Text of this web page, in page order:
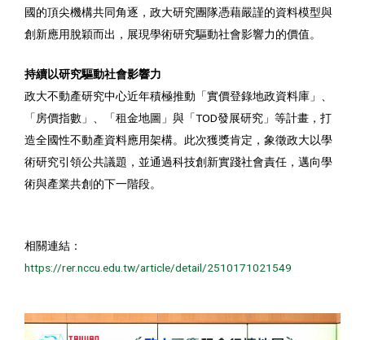
國的頂尖機構共同角逐，政大研究團隊憑藉嚴謹的資料模型與
創新應用脫穎而出，展現學術研究驅動社會影響力的價值。
持續以研究驅動社會影響力
政大不動產研究中心近年積極推動「實價登錄地政資料庫」、
「房價指數」、「租金地圖」與「TOD發展研究」等計畫，打
造全國性不動產資料應用架構。此次獲獎肯定，象徵政大以學
術研究引領公共議題，並通過科技創新實踐社會責任，邁向學
術與產業共創的下一階段。
相關連結：
https://rer.nccu.edu.tw/article/detail/2510171021549